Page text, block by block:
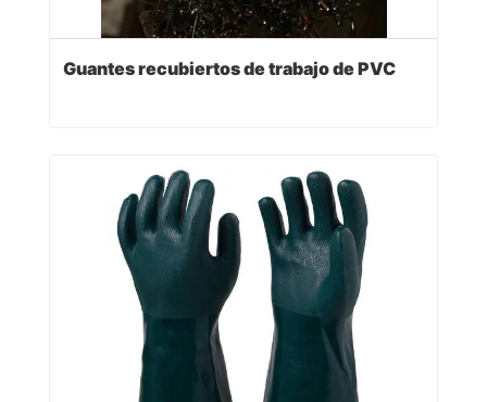
Guantes recubiertos de trabajo de PVC